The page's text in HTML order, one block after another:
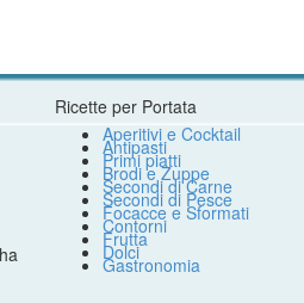
Ricette per Portata
Aperitivi e Cocktail
Antipasti
Primi piatti
Brodi e Zuppe
Secondi di Carne
Secondi di Pesce
Focacce e Sformati
Contorni
Frutta
Dolci
Gastronomia